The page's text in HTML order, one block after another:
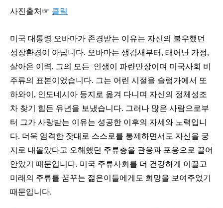
사진출처☞ 클릭
미국 대통령 오바마가 존경받는 이유는 자신의 불우했던
성장환경이 아닙니다. 오바마는 생김새부터, 태어난 가정,
살아온 이력, 그의 모든 인생이 파란만장이며 미국사회 비
주류의 표본이었습니다. 그는 어린 시절을 슬럼가에서 또
하와이, 인도네시아 등지로 옮겨 다니며 자신의 정체성조
차 찾기 힘든 유년을 보냈습니다. 그러나 많은 사람으로부
터 그가 사랑받는 이유는 성공한 이후의 자세와 노력입니
다. 더욱 엄격한 잣대로 스스로를 통제하면서도 자신을 궁
지로 내몰았다고 오해했던 주류층을 관용과 포용으로 끌어
안았기 때문입니다. 미국 주류사회를 더 건강하게 이끌고
미래의 주류를 꿈꾸는 젊은이들에게도 희망을 보여주었기
때문입니다.